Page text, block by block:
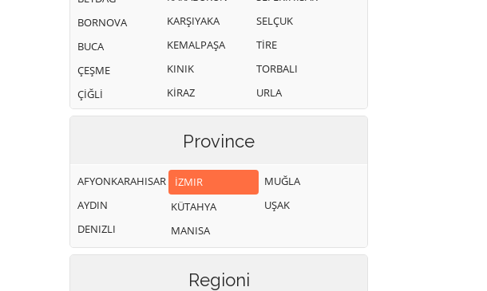
BORNOVA
BUCA
ÇEŞME
ÇİĞLİ
KARŞIYAKA
KEMALPAŞA
KINIK
KİRAZ
SELÇUK
TİRE
TORBALI
URLA
Province
AFYONKARAHISAR
AYDIN
DENIZLI
İZMIR
KÜTAHYA
MANISA
MUĞLA
UŞAK
Regioni